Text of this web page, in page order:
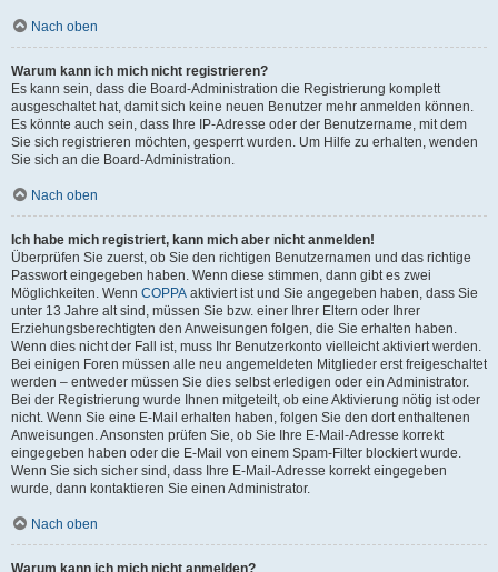
Nach oben
Warum kann ich mich nicht registrieren?
Es kann sein, dass die Board-Administration die Registrierung komplett
ausgeschaltet hat, damit sich keine neuen Benutzer mehr anmelden können.
Es könnte auch sein, dass Ihre IP-Adresse oder der Benutzername, mit dem
Sie sich registrieren möchten, gesperrt wurden. Um Hilfe zu erhalten, wenden
Sie sich an die Board-Administration.
Nach oben
Ich habe mich registriert, kann mich aber nicht anmelden!
Überprüfen Sie zuerst, ob Sie den richtigen Benutzernamen und das richtige
Passwort eingegeben haben. Wenn diese stimmen, dann gibt es zwei
Möglichkeiten. Wenn COPPA aktiviert ist und Sie angegeben haben, dass Sie
unter 13 Jahre alt sind, müssen Sie bzw. einer Ihrer Eltern oder Ihrer
Erziehungsberechtigten den Anweisungen folgen, die Sie erhalten haben.
Wenn dies nicht der Fall ist, muss Ihr Benutzerkonto vielleicht aktiviert werden.
Bei einigen Foren müssen alle neu angemeldeten Mitglieder erst freigeschaltet
werden – entweder müssen Sie dies selbst erledigen oder ein Administrator.
Bei der Registrierung wurde Ihnen mitgeteilt, ob eine Aktivierung nötig ist oder
nicht. Wenn Sie eine E-Mail erhalten haben, folgen Sie den dort enthaltenen
Anweisungen. Ansonsten prüfen Sie, ob Sie Ihre E-Mail-Adresse korrekt
eingegeben haben oder die E-Mail von einem Spam-Filter blockiert wurde.
Wenn Sie sich sicher sind, dass Ihre E-Mail-Adresse korrekt eingegeben
wurde, dann kontaktieren Sie einen Administrator.
Nach oben
Warum kann ich mich nicht anmelden?